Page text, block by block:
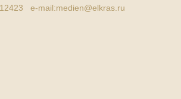
e-mail:medien@elkras.ru